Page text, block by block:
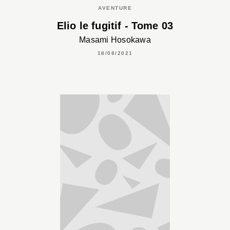
AVENTURE
Elio le fugitif - Tome 03
Masami Hosokawa
18/08/2021